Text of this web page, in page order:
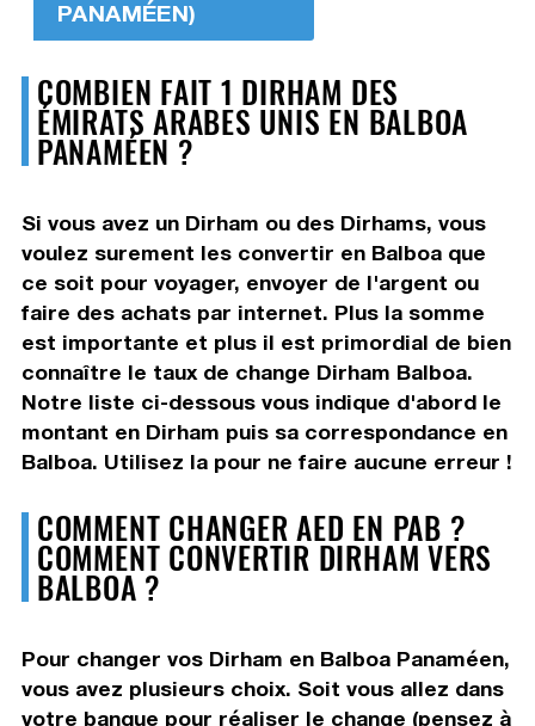
PANAMÉEN)
COMBIEN FAIT 1 DIRHAM DES
ÉMIRATS ARABES UNIS EN BALBOA
PANAMÉEN ?
Si vous avez un Dirham ou des Dirhams, vous
voulez surement les convertir en Balboa que
ce soit pour voyager, envoyer de l'argent ou
faire des achats par internet. Plus la somme
est importante et plus il est primordial de bien
connaître le taux de change Dirham Balboa.
Notre liste ci-dessous vous indique d'abord le
montant en Dirham puis sa correspondance en
Balboa. Utilisez la pour ne faire aucune erreur !
COMMENT CHANGER AED EN PAB ?
COMMENT CONVERTIR DIRHAM VERS
BALBOA ?
Pour changer vos Dirham en Balboa Panaméen,
vous avez plusieurs choix. Soit vous allez dans
votre banque pour réaliser le change (pensez à